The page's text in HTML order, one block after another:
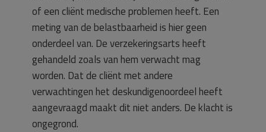
of een cliënt medische problemen heeft. Een
meting van de belastbaarheid is hier geen
onderdeel van. De verzekeringsarts heeft
gehandeld zoals van hem verwacht mag
worden. Dat de cliënt met andere
verwachtingen het deskundigenoordeel heeft
aangevraagd maakt dit niet anders. De klacht is
ongegrond.